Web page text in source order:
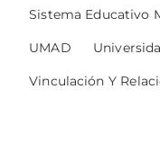
Sistema Educativo
UMAD
Vinculación Y